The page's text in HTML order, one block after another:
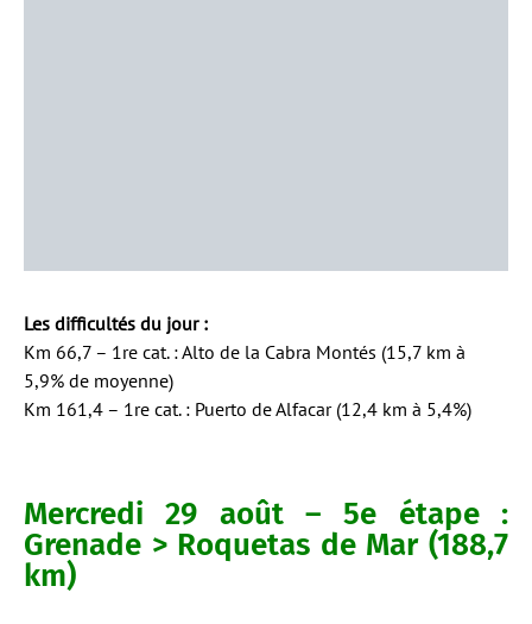
Les difficultés du jour :
Km 66,7 – 1re cat. : Alto de la Cabra Montés (15,7 km à
5,9% de moyenne)
Km 161,4 – 1re cat. : Puerto de Alfacar (12,4 km à 5,4%)
Mercredi 29 août – 5e étape :
Grenade > Roquetas de Mar (188,7
km)